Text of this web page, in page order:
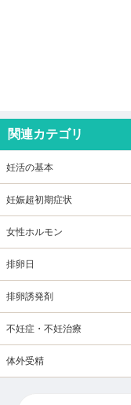
関連カテゴリ
妊活の基本
妊娠超初期症状
女性ホルモン
排卵日
排卵誘発剤
不妊症・不妊治療
体外受精